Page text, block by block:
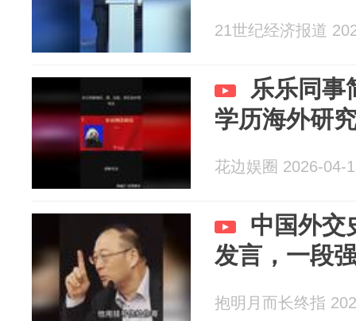
21世纪经济报道
乐乐同事
学历海外研
花边娱圈 2026-04-
中国外交
发言，一段
抱明月而长终指